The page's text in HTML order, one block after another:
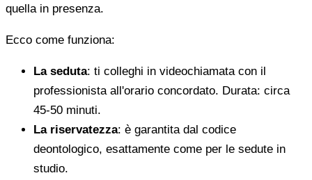
quella in presenza.
Ecco come funziona:
La seduta: ti colleghi in videochiamata con il
professionista all'orario concordato. Durata: circa
45-50 minuti.
La riservatezza: è garantita dal codice
deontologico, esattamente come per le sedute in
studio.